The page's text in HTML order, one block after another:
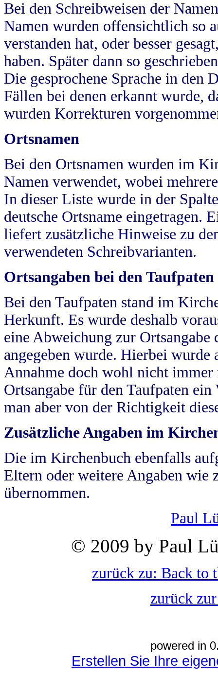
Bei den Schreibweisen der
Namen wurden offensichtlich so
verstanden hat, oder besser
haben. Später dann so
Die gesprochene Sprache in
Fällen bei denen erkannt wurde,
wurden Korrekturen
Ortsnamen
Bei den Ortsnamen wurden im
Namen verwendet, wobei
In dieser Liste wurde in der
deutsche Ortsname eingetragen.
liefert zusätzliche Hinweise zu
verwendeten Schreibvarianten.
Ortsangaben bei den Taufpaten
Bei den Taufpaten stand im
Herkunft. Es wurde deshalb
eine Abweichung zur
angegeben wurde. Hierbei wurde
Annahme doch wohl nicht
Ortsangabe für den Taufpaten
man aber von der Richtigkeit
Zusätzliche Angaben im
Die im Kirchenbuch ebenfalls
Eltern oder weitere Angaben wie
übernommen.
Paul
© 2009 by Paul
zurück zu: Back to
zurück
powered in
Erstellen Sie Ihre